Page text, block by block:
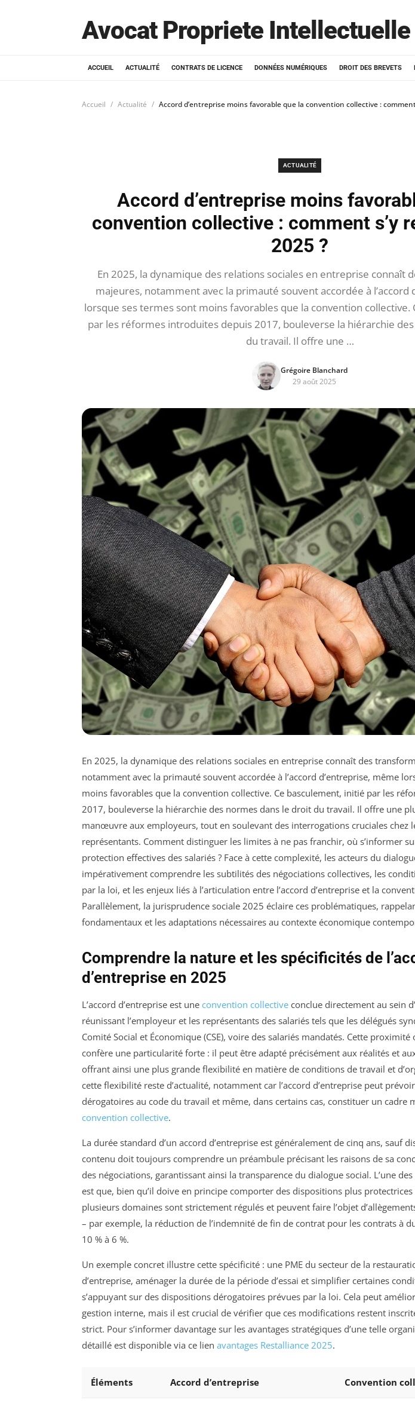
Avocat Propriete Intellectuelle
ACCUEIL ACTUALITÉ CONTRATS DE LICENCE DONNÉES NUMÉRIQUES DROIT DES BREVETS
Accueil Actualité Accord d’entreprise moins favorable que la convention collective :
ACTUALITÉ
Accord d’entreprise moins
convention collective : comment s’y
2025 ?
En 2025, la dynamique des relations sociales en entreprise connaît
majeures, notamment avec la primauté souvent accordée à l’accord
lorsque ses termes sont moins favorables que la convention collective.
par les réformes introduites depuis 2017, bouleverse la hiérarchie
du travail. Il offre une …
Grégoire Blanchard
29 août 2025
En 2025, la dynamique des relations sociales en entreprise connaît des
notamment avec la primauté souvent accordée à l’accord d’entreprise, même
moins favorables que la convention collective. Ce basculement, initié par les
2017, bouleverse la hiérarchie des normes dans le droit du travail. Il offre une
manœuvre aux employeurs, tout en soulevant des interrogations cruciales chez
représentants. Comment distinguer les limites à ne pas franchir, où s’informer
protection effectives des salariés ? Face à cette complexité, les acteurs du
impérativement comprendre les subtilités des négociations collectives, les
par la loi, et les enjeux liés à l’articulation entre l’accord d’entreprise et la
Parallèlement, la jurisprudence sociale 2025 éclaire ces problématiques,
fondamentaux et les adaptations nécessaires au contexte économique
Comprendre la nature et les spécificités de
d’entreprise en 2025
L’accord d’entreprise est une convention collective conclue directement au sein
réunissant l’employeur et les représentants des salariés tels que les délégués
Comité Social et Économique (CSE), voire des salariés mandatés. Cette
confère une particularité forte : il peut être adapté précisément aux réalités et
offrant ainsi une plus grande flexibilité en matière de conditions de travail et
cette flexibilité reste d’actualité, notamment car l’accord d’entreprise peut
dérogatoires au code du travail et même, dans certains cas, constituer un cadre
convention collective.
La durée standard d’un accord d’entreprise est généralement de cinq ans, sauf
contenu doit toujours comprendre un préambule précisant les raisons de sa
des négociations, garantissant ainsi la transparence du dialogue social. L’une
est que, bien qu’il doive en principe comporter des dispositions plus protectrices
plusieurs domaines sont strictement régulés et peuvent faire l’objet
– par exemple, la réduction de l’indemnité de fin de contrat pour les contrats à
10 % à 6 %.
Un exemple concret illustre cette spécificité : une PME du secteur de la
d’entreprise, aménager la durée de la période d’essai et simplifier certaines
s’appuyant sur des dispositions dérogatoires prévues par la loi. Cela peut
gestion interne, mais il est crucial de vérifier que ces modifications restent
strict. Pour s’informer davantage sur les avantages stratégiques d’une telle
détaillé est disponible via ce lien avantages Restalliance 2025.
Éléments Accord d’entreprise Convention